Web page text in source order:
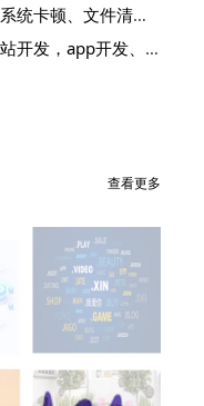
系统安装、软件安装、蓝屏死机、系统卡顿、文件清理，数据恢复
网站制作、企业网站设计、购物网站开发，app开发、谷歌排名
查看更多